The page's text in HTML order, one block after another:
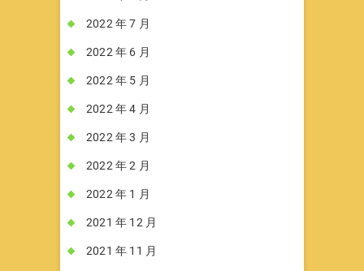
2022 年 7 月
2022 年 6 月
2022 年 5 月
2022 年 4 月
2022 年 3 月
2022 年 2 月
2022 年 1 月
2021 年 12 月
2021 年 11 月